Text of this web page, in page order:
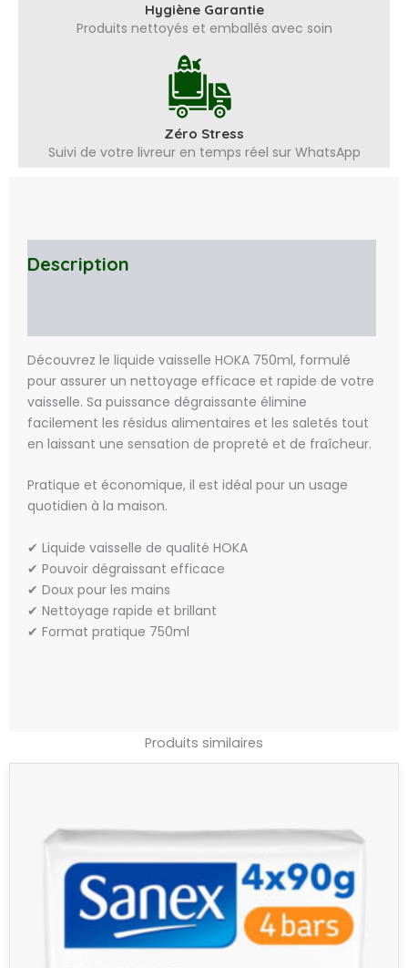
Hygiène Garantie
Produits nettoyés et emballés avec soin
Zéro Stress
Suivi de votre livreur en temps réel sur WhatsApp
Description
Découvrez le liquide vaisselle HOKA 750ml, formulé
pour assurer un nettoyage efficace et rapide de votre
vaisselle. Sa puissance dégraissante élimine
facilement les résidus alimentaires et les saletés tout
en laissant une sensation de propreté et de fraîcheur.
Pratique et économique, il est idéal pour un usage
quotidien à la maison.
✔ Liquide vaisselle de qualité HOKA
✔ Pouvoir dégraissant efficace
✔ Doux pour les mains
✔ Nettoyage rapide et brillant
✔ Format pratique 750ml
Produits similaires